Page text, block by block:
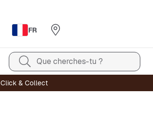
FR
Que cherches-tu ?
Click & Collect